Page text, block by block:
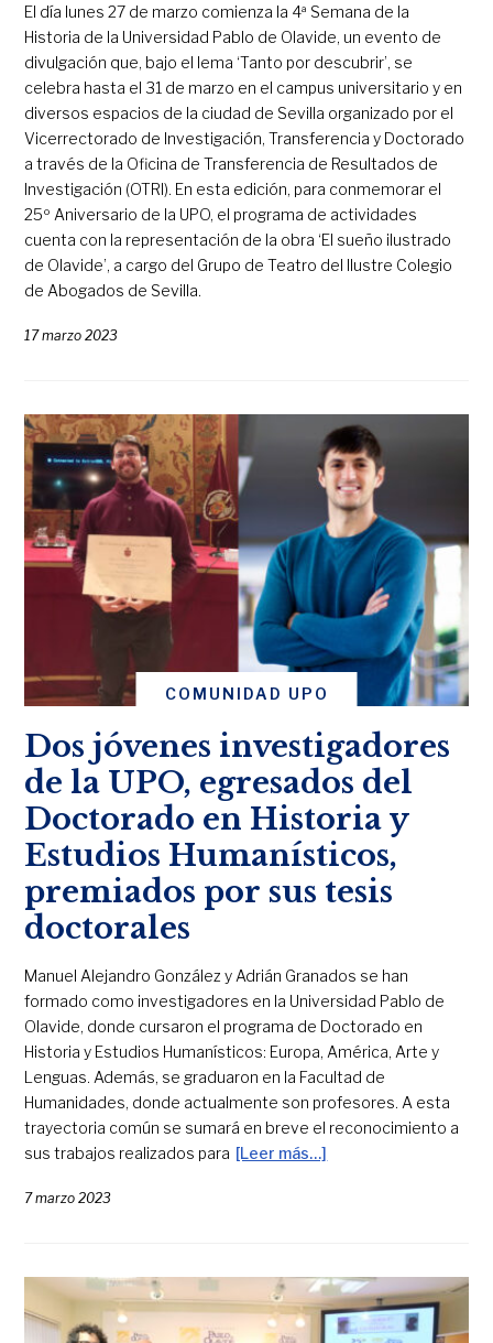
El día lunes 27 de marzo comienza la 4ª Semana de la
Historia de la Universidad Pablo de Olavide, un evento de
divulgación que, bajo el lema ‘Tanto por descubrir’, se
celebra hasta el 31 de marzo en el campus universitario y en
diversos espacios de la ciudad de Sevilla organizado por el
Vicerrectorado de Investigación, Transferencia y Doctorado
a través de la Oficina de Transferencia de Resultados de
Investigación (OTRI). En esta edición, para conmemorar el
25º Aniversario de la UPO, el programa de actividades
cuenta con la representación de la obra ‘El sueño ilustrado
de Olavide’, a cargo del Grupo de Teatro del Ilustre Colegio
de Abogados de Sevilla.
17 marzo 2023
COMUNIDAD UPO
Dos jóvenes investigadores
de la UPO, egresados del
Doctorado en Historia y
Estudios Humanísticos,
premiados por sus tesis
doctorales
Manuel Alejandro González y Adrián Granados se han
formado como investigadores en la Universidad Pablo de
Olavide, donde cursaron el programa de Doctorado en
Historia y Estudios Humanísticos: Europa, América, Arte y
Lenguas. Además, se graduaron en la Facultad de
Humanidades, donde actualmente son profesores. A esta
trayectoria común se sumará en breve el reconocimiento a
sus trabajos realizados para [Leer más…]
7 marzo 2023